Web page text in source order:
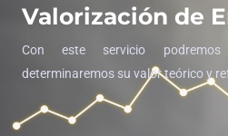
Valorización de
Con este servicio
determinaremos su valor teórico y